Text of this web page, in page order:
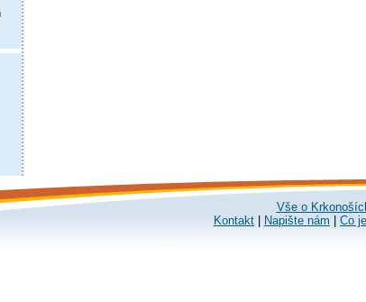
Vše o
Kontakt
Napište nám Co